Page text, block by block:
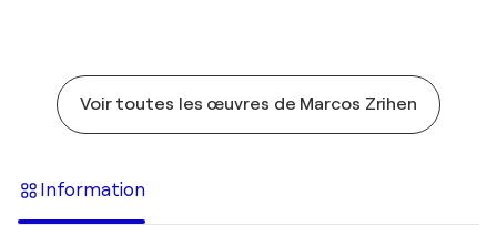
Voir toutes les œuvres de Marcos Zrihen
Information